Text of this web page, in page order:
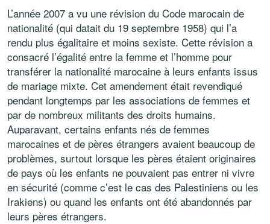
L’année 2007 a vu une révision du Code marocain de
nationalité (qui datait du 19 septembre 1958) qui l’a
rendu plus égalitaire et moins sexiste. Cette révision a
consacré l’égalité entre la femme et l’homme pour
transférer la nationalité marocaine à leurs enfants issus
de mariage mixte. Cet amendement était revendiqué
pendant longtemps par les associations de femmes et
par de nombreux militants des droits humains.
Auparavant, certains enfants nés de femmes
marocaines et de pères étrangers avaient beaucoup de
problèmes, surtout lorsque les pères étaient originaires
de pays où les enfants ne pouvaient pas entrer ni vivre
en sécurité (comme c’est le cas des Palestiniens ou les
Irakiens) ou quand les enfants ont été abandonnés par
leurs pères étrangers.